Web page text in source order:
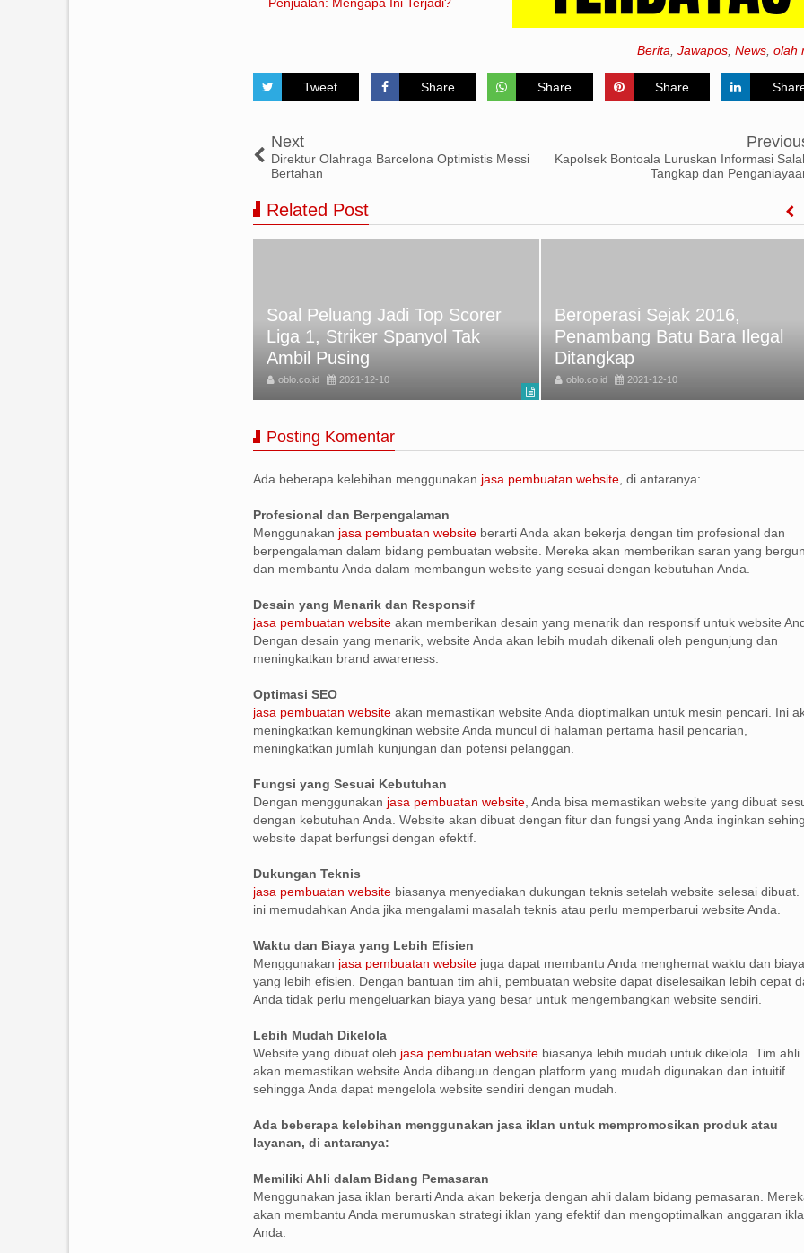
Berita Jawapos News olah
Tweet Share Share Share
Next
Direktur Olahraga Barcelona Optimistis Messi
Bertahan
Kapolsek Bontoala Luruskan Informasi
Tangkap dan
Related Post
Soal Peluang Jadi Top Scorer
Liga 1, Striker Spanyol Tak
Ambil Pusing
oblo.co.id 2021-12-10
Beroperasi Sejak 2016,
Penambang Batu Bara Ilegal
Ditangkap
oblo.co.id 2021-12-10
Posting Komentar
Ada beberapa kelebihan menggunakan jasa pembuatan website , di antaranya:
Profesional dan Berpengalaman
Menggunakan jasa pembuatan website berarti Anda akan bekerja dengan tim profesional dan
berpengalaman dalam bidang pembuatan website. Mereka akan memberikan saran yang
dan membantu Anda dalam membangun website yang sesuai dengan kebutuhan Anda.
Desain yang Menarik dan Responsif
jasa pembuatan website akan memberikan desain yang menarik dan responsif untuk website
Dengan desain yang menarik, website Anda akan lebih mudah dikenali oleh pengunjung dan
meningkatkan brand awareness.
Optimasi SEO
jasa pembuatan website akan memastikan website Anda dioptimalkan untuk mesin pencari. Ini
meningkatkan kemungkinan website Anda muncul di halaman pertama hasil pencarian,
meningkatkan jumlah kunjungan dan potensi pelanggan.
Fungsi yang Sesuai Kebutuhan
Dengan menggunakan jasa pembuatan website , Anda bisa memastikan website yang dibuat
dengan kebutuhan Anda. Website akan dibuat dengan fitur dan fungsi yang Anda inginkan
website dapat berfungsi dengan efektif.
Dukungan Teknis
jasa pembuatan website biasanya menyediakan dukungan teknis setelah website selesai dibuat.
ini memudahkan Anda jika mengalami masalah teknis atau perlu memperbarui website Anda.
Waktu dan Biaya yang Lebih Efisien
Menggunakan jasa pembuatan website juga dapat membantu Anda menghemat waktu dan biaya
yang lebih efisien. Dengan bantuan tim ahli, pembuatan website dapat diselesaikan lebih cepat
Anda tidak perlu mengeluarkan biaya yang besar untuk mengembangkan website sendiri.
Lebih Mudah Dikelola
Website yang dibuat oleh jasa pembuatan website biasanya lebih mudah untuk dikelola. Tim ahli
akan memastikan website Anda dibangun dengan platform yang mudah digunakan dan intuitif
sehingga Anda dapat mengelola website sendiri dengan mudah.
Ada beberapa kelebihan menggunakan jasa iklan untuk mempromosikan produk atau
layanan, di antaranya:
Memiliki Ahli dalam Bidang Pemasaran
Menggunakan jasa iklan berarti Anda akan bekerja dengan ahli dalam bidang pemasaran.
akan membantu Anda merumuskan strategi iklan yang efektif dan mengoptimalkan anggaran
Anda.